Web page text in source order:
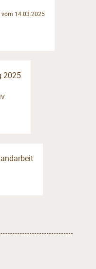
vom 14.03.2025
2025